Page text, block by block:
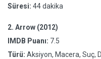
Süresi: 44 dakika
2. Arrow (2012)
IMDB Puanı: 7.5
Türü: Aksiyon, Macera, Suç,